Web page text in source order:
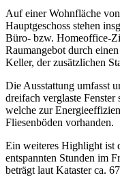
Auf einer Wohnfläche
Hauptgeschoss stehen
Büro- bzw. Homeoffice-
Raumangebot durch
Keller, der zusätzlichen
Die Ausstattung umfasst
dreifach verglaste
welche zur
Fliesenböden vorhanden.
Ein weiteres Highlight ist
entspannten Stunden im
beträgt laut Kataster ca.